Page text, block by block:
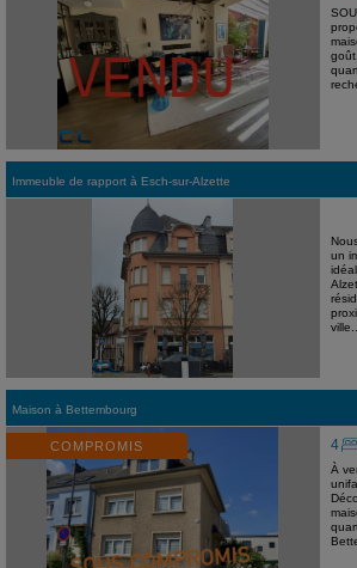
Immeuble de rapport à Esch-sur-Alzette
un
ville...
Maison à Bettembourg
COMPROMIS 4
À